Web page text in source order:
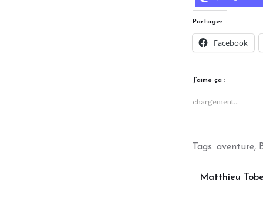
Partager :
Facebook
J’aime ça :
chargement…
Tags: aventure,
Matthieu